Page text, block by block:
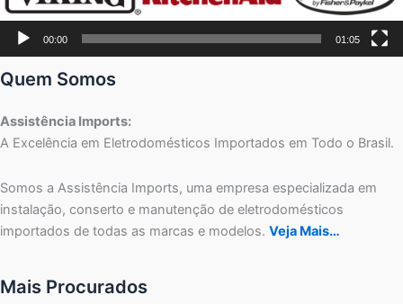
00:00 01:05
Quem Somos
Assistência Imports:
A Excelência em Eletrodomésticos Importados em Todo o Brasil.
Somos a Assistência Imports, uma empresa especializada em
instalação, conserto e manutenção de eletrodomésticos
importados de todas as marcas e modelos. Veja Mais…
Mais Procurados